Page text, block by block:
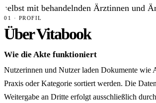
selbst mit behandelnden Ärztinnen und
01 · PROFIL
Über Vitabook
Wie die Akte funktioniert
Nutzerinnen und Nutzer laden Dokumente wie
Praxis oder Kategorie sortiert werden. Die
Weitergabe an Dritte erfolgt ausschließlich